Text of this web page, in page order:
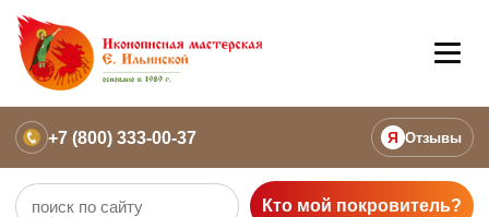
+7 (800) 333-00-37 Я Отзывы
Кто мой покровитель?